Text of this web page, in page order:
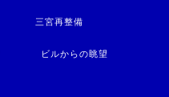
三宮再整備
ビルからの眺望